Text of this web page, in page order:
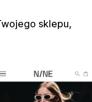
sklepu,